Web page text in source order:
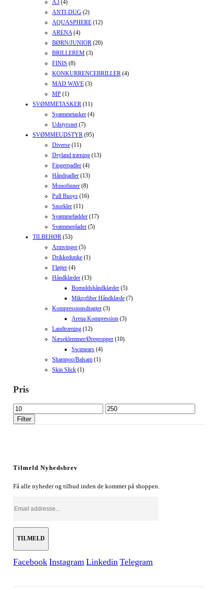
A3 (4)
ANTI-DUG (2)
AQUASPHERE (12)
ARENA (4)
BØRN/JUNIOR (20)
BRILLEREM (3)
FINIS (8)
KONKURRENCEBRILLER (4)
MAD WAVE (3)
MP (1)
SVØMMETASKER (11)
Svømmetasker (4)
Udstyrsnet (7)
SVØMMEUDSTYR (95)
Diverse (11)
Dryland træning (13)
Fingerpadler (4)
Håndpadler (13)
Monofinner (8)
Pull Buoys (16)
Snorkler (11)
Svømmefødder (17)
Svømmeplader (5)
TILBEHØR (53)
Armvinger (5)
Drikkedunke (1)
Fløjter (4)
Håndklæder (13)
Bomuldshåndklæder (5)
Mikrofiber Håndklæde (7)
Kompressionsdragter (3)
Arena Kompression (3)
Landtræning (12)
Næseklemmer/Ørepropper (10)
Swimears (4)
Shampoo/Balsam (1)
Skin Slick (1)
Pris
Mindste
pris
Højeste
pris
Filter
Tilmeld Nyhedsbrev
Få alle nyheder og tilbud inden de kommer på shoppen.
Facebook Instagram Linkedin Telegram